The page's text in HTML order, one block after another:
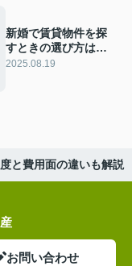
新婚で賃貸物件を探
すときの選び方は？
物件選びを成功させ
2025.08.19
と費用面の違いも解説
お問い合わせ